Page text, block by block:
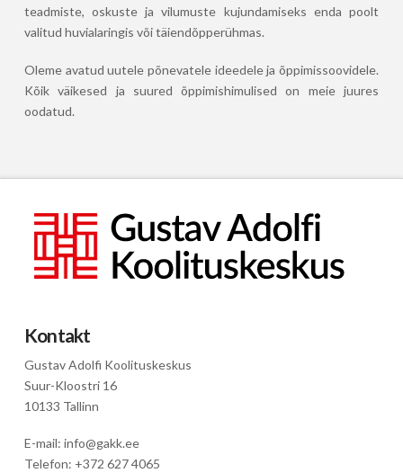
teadmiste, oskuste ja vilumuste kujundamiseks enda poolt
valitud huvialaringis või täiendõpperühmas.
Oleme avatud uutele põnevatele ideedele ja õppimissoovidele.
Kõik väikesed ja suured õppimishimulised on meie juures
oodatud.
Kontakt
Gustav Adolfi Koolituskeskus
Suur-Kloostri 16
10133 Tallinn
E-mail: info@gakk.ee
Telefon: +372 627 4065